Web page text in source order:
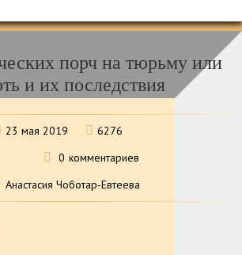
порч на тюрьму или
и их последствия
23 мая 2019
6276
0 комментариев
Анастасия Чоботар-Евтеева